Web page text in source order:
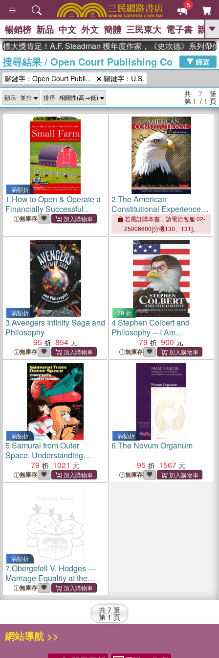
5
GO
熱搜： 東野圭吾 、 The Odyssey 、
父親節 、 如果歷史是一群喵 、 暑期
推薦 、 國際布克獎 臺灣漫遊錄
念華 、 台灣的李登輝時代 、 數學女
孩：黎曼猜想
偉大的迷走神經
暢銷榜 新品 中文 外文 簡體 三民東大 電子書 親子
大獎肯定！A.F. Steadman 獲年度作家，《史坎德》系列帶你
搜尋結果/ Open Court Publishing Co
篩選
關鍵字：Open Court Publi...
關鍵字：U.S.
顯示 排序 共 7 筆
第 1 / 1 頁
滿額折
1.How to Open & Operate a
Financially Successful
Small Farm
無庫存
2.The American
Constitutional Experience：
Selected Readings and
Supreme Court Opinions
若需訂購本書，請電洽客服 02-
25006600[分機130、131]。
滿額折
3.Avengers Infinity Saga and
Philosophy
95
854
無庫存
79 折
4.Stephen Colbert and
Philosophy ─ I Am
Philosophy and So Can
You!
79 900
無庫存
滿額折
5.Samurai from Outer
Space: Understanding
Japanese Animation
79 1021
無庫存
滿額折
6.The Novum Organum
95
1567
無庫存
滿額折
7.Obergefell V. Hodges ―
Marriage Equality at the
Supreme Court: the Full Text
of the Supreme Court Case
States
無庫存
共 7 筆
第 1 頁
網站導航 >>